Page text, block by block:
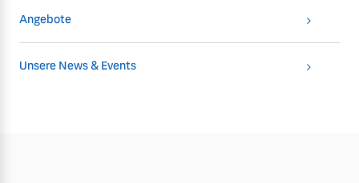
Angebote
Unsere News & Events